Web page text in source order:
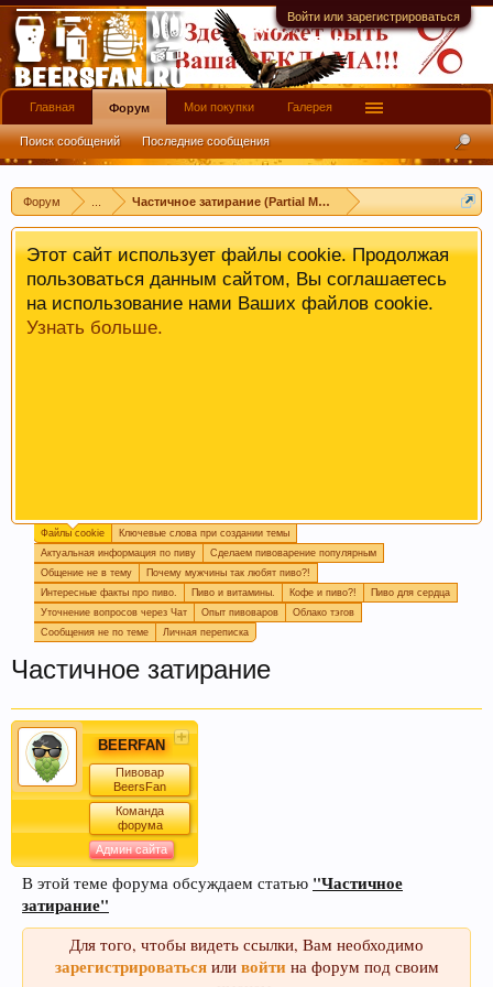
Войти или зарегистрироваться
Форум Частичное затирание (Partial Mash)
имеют информационной ценности! СПАСИБО
Этот сайт использует файлы cookie. Продолжая
пользоваться данным сайтом, Вы соглашаетесь
на использование нами Ваших файлов cookie.
Узнать больше.
Огромная просьба, при создании новой темы
прописывайте ключевые слова, которые
отражают смысл темы. Это поможет быстро
находить информацию на форуме. Спасибо!
Пишите вподписьили в
пиво у вас сейчас готовится, так легче дать
четкий ответ или совет.
Файлы cookie
Ключевые слова при создании темы
Актуальная информация по пиву
Сделаем пивоварение популярным
Общение не в тему
Почему мужчины так любят пиво?!
Интересные факты про пиво.
Пиво и витамины. Кофе и пиво?!
Пиво для сердца
Уточнение вопросов через Чат
Опыт пивоваров
Облако тэгов
Сообщения не по теме
Личная переписка
Частичное затирание
BEERFAN
Пивовар
BeersFan
Команда
форума
Админ сайта
В этой теме форума обсуждаем статью "Частичное
затирание"
Для того, чтобы видеть ссылки, Вам необходимо
зарегистрироватьсяили войтина форум под своим
Главная Форум
Поиск сообщений Последние сообщения
Мои покупки Галерея